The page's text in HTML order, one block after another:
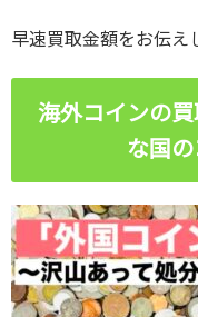
早速買取金額をお伝え
海外コインの
な国